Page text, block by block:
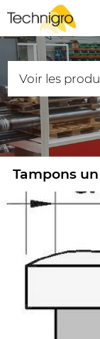
Tampons